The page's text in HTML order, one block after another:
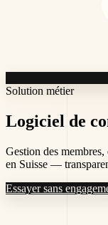
Solution métier
Logiciel de
Gestion des
en Suisse —
Essayer sans